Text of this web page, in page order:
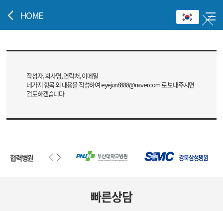
HOME
작성자, 회사명, 연락처, 이메일
네가지 항목 외 내용을 작성하여 eyejun8888@naver.com 로 보내주시면
검토하겠습니다.
협력병원
빠른상담